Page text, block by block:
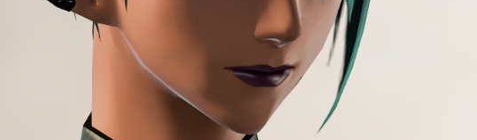
頭装備ギミックあり
ネイル
ノースリーブ